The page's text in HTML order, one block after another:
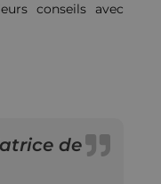
conseils avec
de